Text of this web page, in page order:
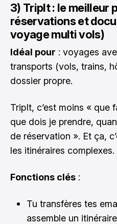
3) TripIt : le meilleur
réservations et
voyage multi vols)
Idéal pour : voyages
transports (vols, trains,
dossier propre.
TripIt, c’est moins « que
que dois je prendre,
de réservation ». Et ça,
les itinéraires complexes.
Fonctions clés :
Tu transfères tes
assemble un